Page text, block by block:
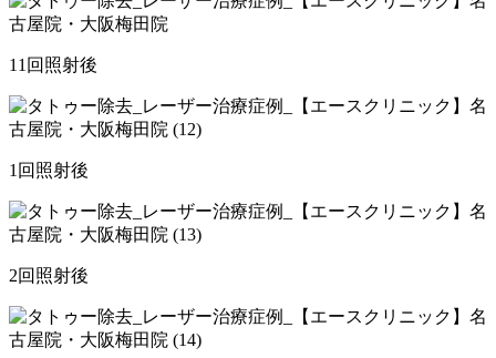
11回照射後
1回照射後
2回照射後